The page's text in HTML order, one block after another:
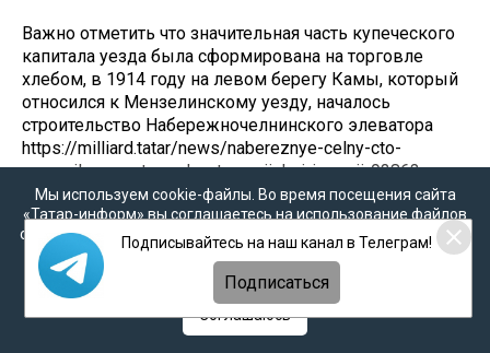
Важно отметить что значительная часть купеческого
капитала уезда была сформирована на торговле
хлебом, в 1914 году на левом берегу Камы, который
относился к Мензелинскому уезду, началось
строительство Набережночелнинского элеватора
https://milliard.tatar/news/nabereznye-celny-cto-
soxranilos-v-avtograde-ot-rossiiskoi-imperii-9386?
sfnsn=scwspmo , который был третьим по объемам в
России уступая Новороссийскому и Самарскому,
делая данную территорию важным торговым,
логистическим, экономическим и промышленным
центром.
Чем занимались жители уезда?
Мы используем cookie-файлы. Во время посещения сайта
«Татар-информ» вы соглашаетесь на использование файлов
cookie в соответствии с настоящим уведомлением, согласием
наобработку персональных данных,Политикой о
персональных данных
Политикой конфиденциальности
Соглашаюсь
Подписывайтесь на наш канал в Телеграм!
Подписаться